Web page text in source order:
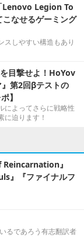
Lenovo Legion To
なせるゲーミング
スしやすい構造もあり
目撃せよ！HoYov
第2回βテストの
】
によってさらに戦略性
に迫ります！
Reincarnation』
』『ファイナルフ
るであろう有志翻訳者